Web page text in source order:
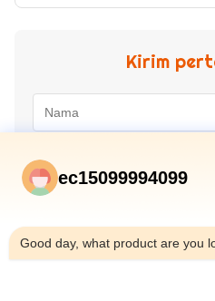
Kirim
ec15099994099
Good day, what product are you